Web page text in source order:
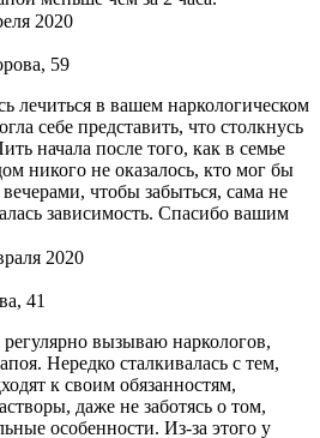
2020
59
лечиться в вашем наркологическом
себе представить, что столкнусь
начала после того, как в семье
никого не оказалось, кто мог бы
чтобы забыться, сама не
зависимость. Спасибо вашим
2020
41
вызываю наркологов,
Нередко сталкивалась с тем,
к своим обязанностям,
даже не заботясь о том,
особенности. Из-за этого у